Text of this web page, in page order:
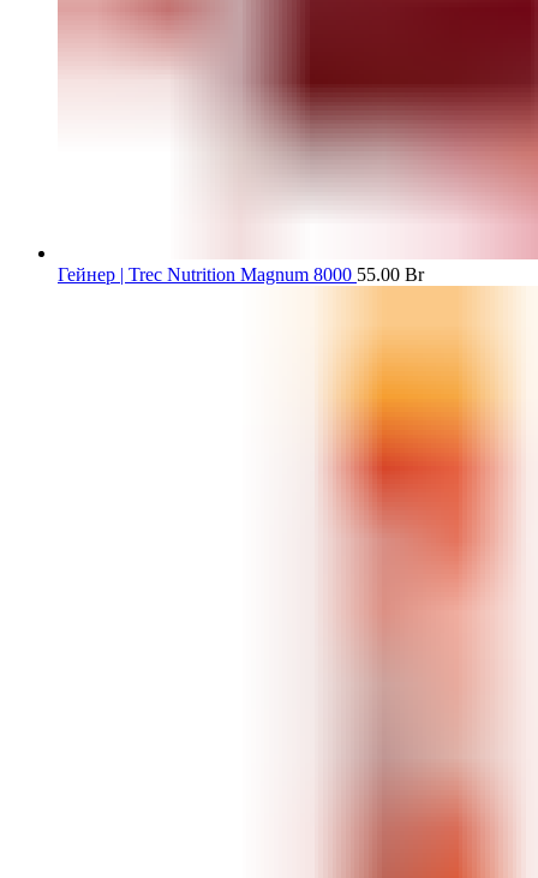
Гейнер | Trec Nutrition Magnum 8000 55.00 Br